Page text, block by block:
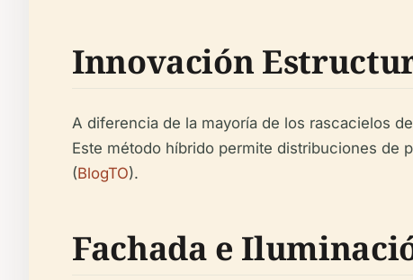
Innovación
A diferencia de la mayoría de los rascacielos
Este método híbrido permite distribuciones de
(BlogTO).
Fachada e